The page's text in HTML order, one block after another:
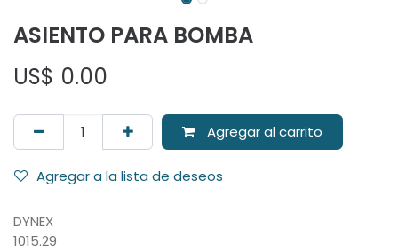
ASIENTO PARA BOMBA
US$ 0.00
Agregar al carrito
Agregar a la lista de deseos
DYNEX
1015.29